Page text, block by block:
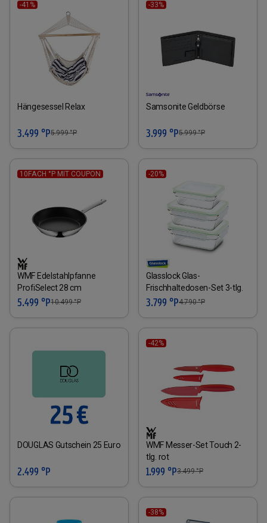
-41%
Hängesessel Relax
3.499 °P5.999°P
-33%
Samsonite Geldbörse
3.999 °P5.999°P
10FACH °P MIT COUPON
WMF Edelstahlpfanne
ProfiSelect 28 cm
5.499 °P10.499°P
-20%
Glasslock Glas-
Frischhaltedosen-Set 3-tlg.
3.799 °P4.790°P
DOUGLAS Gutschein 25 Euro
2.499 °P
-42%
WMF Messer-Set Touch 2-
tlg. rot
1.999 °P3.499°P
-38%